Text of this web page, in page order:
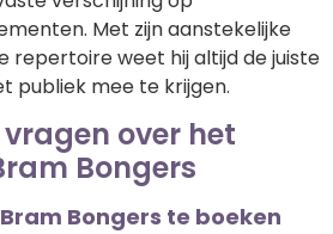
Met zijn aanstekelijke
repertoire weet hij altijd de juiste
publiek mee te krijgen.
over het
Bongers
Bongers te boeken